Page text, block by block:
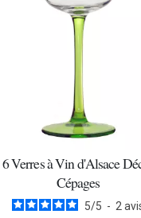
6 Verres à Vin d'Alsace
Cépages
5/5 - 2